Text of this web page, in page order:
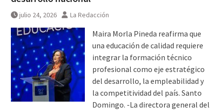
julio 24, 2026 La Redacción
Maira Morla Pineda reafirma que
una educación de calidad requiere
integrar la formación técnico
profesional como eje estratégico
del desarrollo, la empleabilidad y
la competitividad del país. Santo
Domingo. -La directora general del